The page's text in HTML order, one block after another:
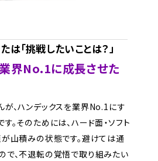
は「挑戦したいことは？」
界No.1に成長させた
、ハンデックスを業界No.1にす
。そのためには、ハード面・ソフト
山積みの状態です。避けては通
で、不退転の覚悟で取り組みたい